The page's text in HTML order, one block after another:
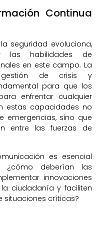
Continua
seguridad evoluciona,
las habilidades de
en este campo. La
de crisis y
para que los
enfrentar cualquier
estas capacidades no
emergencias, sino que
entre las fuerzas de
es esencial
¿cómo deberían las
innovaciones
ciudadanía y faciliten
situaciones críticas?